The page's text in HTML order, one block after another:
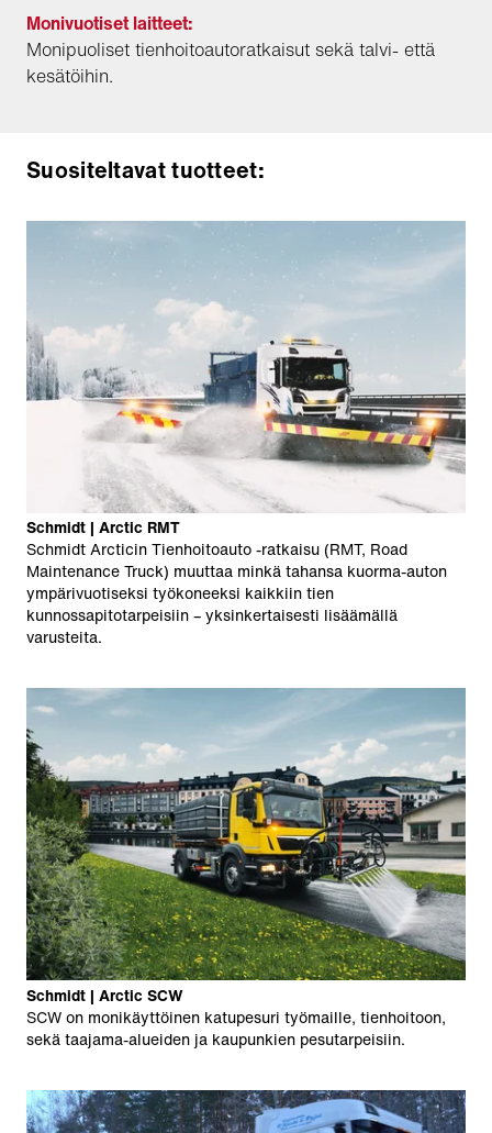
Monivuotiset laitteet:
Monipuoliset tienhoitoautoratkaisut sekä talvi- että
kesätöihin.
Suositeltavat tuotteet:
Schmidt | Arctic RMT
Schmidt Arcticin Tienhoitoauto -ratkaisu (RMT, Road
Maintenance Truck) muuttaa minkä tahansa kuorma-auton
ympärivuotiseksi työkoneeksi kaikkiin tien
kunnossapitotarpeisiin – yksinkertaisesti lisäämällä
varusteita.
Schmidt | Arctic SCW
SCW on monikäyttöinen katupesuri työmaille, tienhoitoon,
sekä taajama-alueiden ja kaupunkien pesutarpeisiin.